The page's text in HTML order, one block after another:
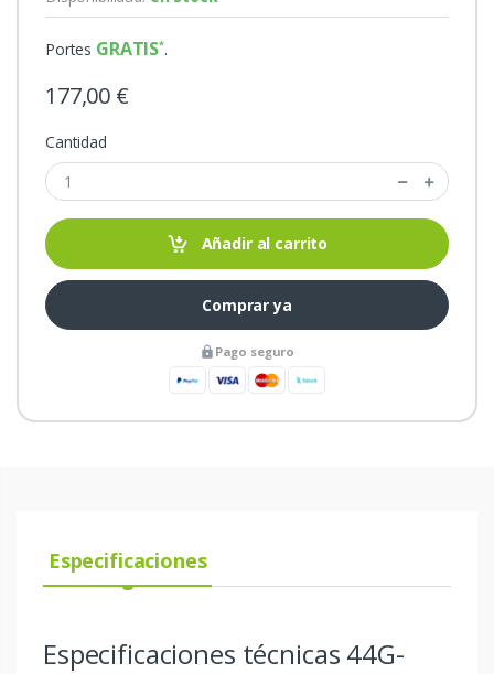
Portes GRATIS .
177,00 €
Cantidad
Añadir al carrito
Comprar ya
Pago seguro
Especificaciones
Especificaciones técnicas 44G-